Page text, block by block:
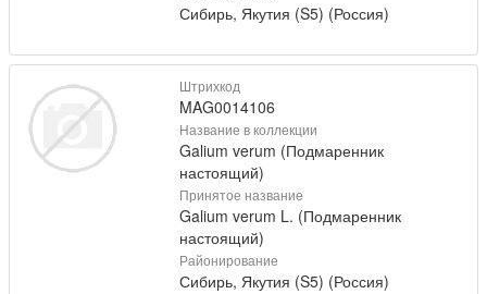
Сибирь, Якутия (S5) (Россия)
Штрихкод
MAG0014106
Название в коллекции
Galium verum (Подмаренник
настоящий)
Принятое название
Galium verum L. (Подмаренник
настоящий)
Районирование
Сибирь, Якутия (S5) (Россия)